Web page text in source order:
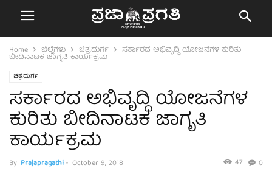
Home ಜಿಲ್ಲೆಗಳು ಚಿತ್ರದುರ್ಗ ಸರ್ಕಾರದ ಅಭಿವೃದ್ಧಿ ಯೋಜನೆಗಳ ಕುರಿತು
ಬೀದಿನಾಟಕ ಜಾಗೃತಿ ಕಾರ್ಯಕ್ರಮ
ಚಿತ್ರದುರ್ಗ
ಸರ್ಕಾರದ ಅಭಿವೃದ್ಧಿ ಯೋಜನೆಗಳ
ಕುರಿತು ಬೀದಿನಾಟಕ ಜಾಗೃತಿ
ಕಾರ್ಯಕ್ರಮ
By Prajapragathi- October 9, 2018 0
47